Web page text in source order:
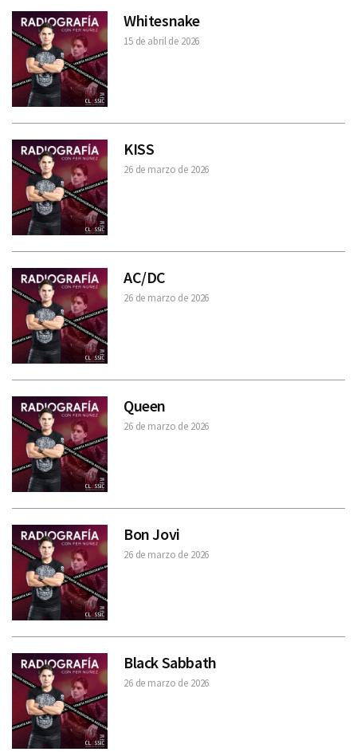
Whitesnake
15 de abril de 2026
KISS
26 de marzo de 2026
AC/DC
26 de marzo de 2026
Queen
26 de marzo de 2026
Bon Jovi
26 de marzo de 2026
Black Sabbath
26 de marzo de 2026